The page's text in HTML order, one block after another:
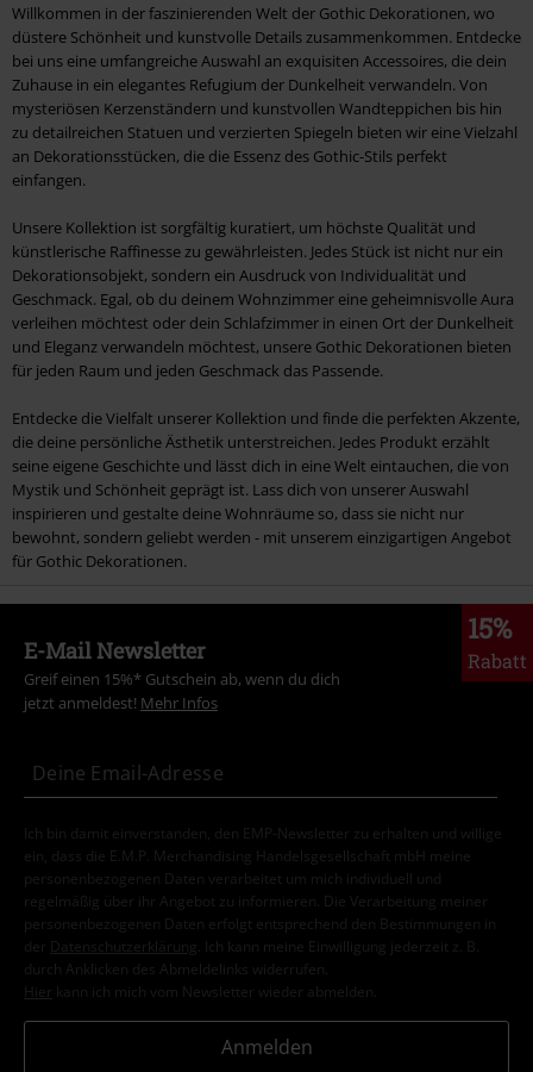
Willkommen in der faszinierenden Welt der Gothic Dekorationen, wo
düstere Schönheit und kunstvolle Details zusammenkommen. Entdecke
bei uns eine umfangreiche Auswahl an exquisiten Accessoires, die dein
Zuhause in ein elegantes Refugium der Dunkelheit verwandeln. Von
mysteriösen Kerzenständern und kunstvollen Wandteppichen bis hin
zu detailreichen Statuen und verzierten Spiegeln bieten wir eine Vielzahl
an Dekorationsstücken, die die Essenz des Gothic-Stils perfekt
einfangen.
Unsere Kollektion ist sorgfältig kuratiert, um höchste Qualität und
künstlerische Raffinesse zu gewährleisten. Jedes Stück ist nicht nur ein
Dekorationsobjekt, sondern ein Ausdruck von Individualität und
Geschmack. Egal, ob du deinem Wohnzimmer eine geheimnisvolle Aura
verleihen möchtest oder dein Schlafzimmer in einen Ort der Dunkelheit
und Eleganz verwandeln möchtest, unsere Gothic Dekorationen bieten
für jeden Raum und jeden Geschmack das Passende.
Entdecke die Vielfalt unserer Kollektion und finde die perfekten Akzente,
die deine persönliche Ästhetik unterstreichen. Jedes Produkt erzählt
seine eigene Geschichte und lässt dich in eine Welt eintauchen, die von
Mystik und Schönheit geprägt ist. Lass dich von unserer Auswahl
inspirieren und gestalte deine Wohnräume so, dass sie nicht nur
bewohnt, sondern geliebt werden - mit unserem einzigartigen Angebot
für Gothic Dekorationen.
15%
Rabatt
E-Mail Newsletter
Greif einen 15%* Gutschein ab, wenn du dich
jetzt anmeldest! Mehr Infos
Ich bin damit einverstanden, den EMP-Newsletter zu erhalten und willige
ein, dass die E.M.P. Merchandising Handelsgesellschaft mbH meine
personenbezogenen Daten verarbeitet um mich individuell und
regelmäßig über ihr Angebot zu informieren. Die Verarbeitung meiner
personenbezogenen Daten erfolgt entsprechend den Bestimmungen in
der
Datenschutzerklärung
. Ich kann meine Einwilligung jederzeit z. B.
durch Anklicken des Abmeldelinks widerrufen.
Hier kann ich mich vom Newsletter wieder abmelden.
Anmelden